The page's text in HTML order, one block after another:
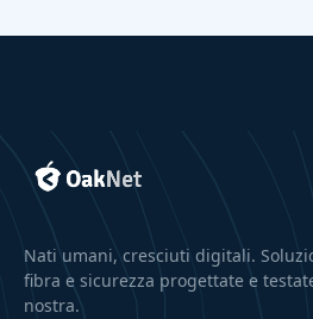
Nati umani, cresciuti digitali.
fibra e sicurezza progettate e
nostra.